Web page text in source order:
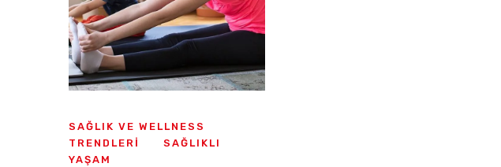
SAĞLIK VE WELLNESS
TRENDLERI
SAĞLIKLI
YAŞAM